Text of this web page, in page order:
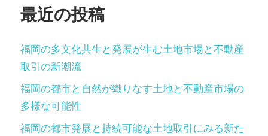
最近の投稿
福岡の多文化共生と発展が生む土地市場と不動産
取引の新潮流
福岡の都市と自然が織りなす土地と不動産市場の
多様な可能性
福岡の都市発展と持続可能な土地取引にみる新た